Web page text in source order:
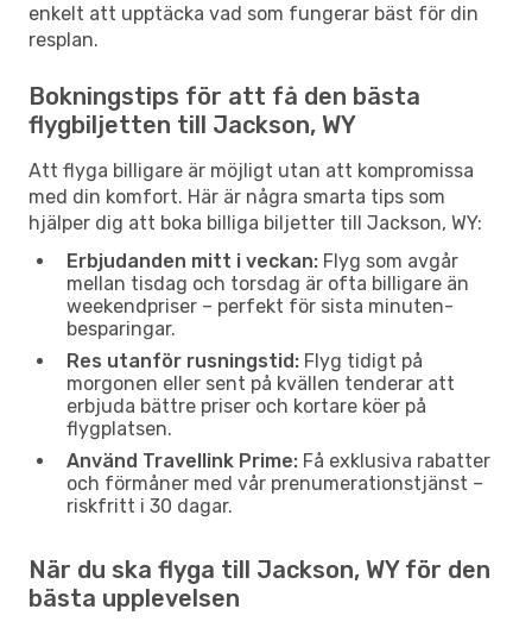
enkelt att upptäcka vad som fungerar bäst för din
resplan.
Bokningstips för att få den bästa
flygbiljetten till Jackson, WY
Att flyga billigare är möjligt utan att kompromissa
med din komfort. Här är några smarta tips som
hjälper dig att boka billiga biljetter till Jackson, WY:
Erbjudanden mitt i veckan: Flyg som avgår
mellan tisdag och torsdag är ofta billigare än
weekendpriser – perfekt för sista minuten-
besparingar.
Res utanför rusningstid: Flyg tidigt på
morgonen eller sent på kvällen tenderar att
erbjuda bättre priser och kortare köer på
flygplatsen.
Använd Travellink Prime: Få exklusiva rabatter
och förmåner med vår prenumerationstjänst –
riskfritt i 30 dagar.
När du ska flyga till Jackson, WY för den
bästa upplevelsen